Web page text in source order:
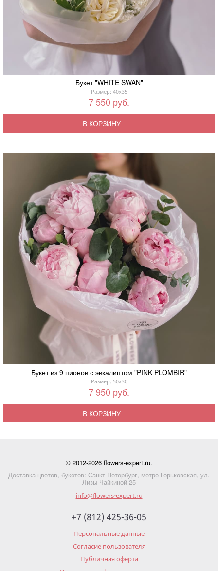
Букет "WHITE SWAN"
Размер: 40x35
7 550 руб.
В КОРЗИНУ
Букет из 9 пионов с эвкалиптом "PINK PLOMBIR"
Размер: 50x30
7 950 руб.
В КОРЗИНУ
© 2012-2026 flowers-expert.ru.
Доставка цветов, букетов: Санкт-Петербург, метро Горьковская, ул.
Лизы Чайкиной 25
info@flowers-expert.ru
+7 (812) 425-36-05
Персональные данные
Согласие пользователя
Публичная оферта